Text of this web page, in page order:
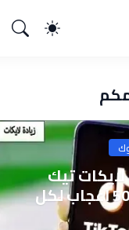
تيك
توك مجانا (500 اعجاب لكل